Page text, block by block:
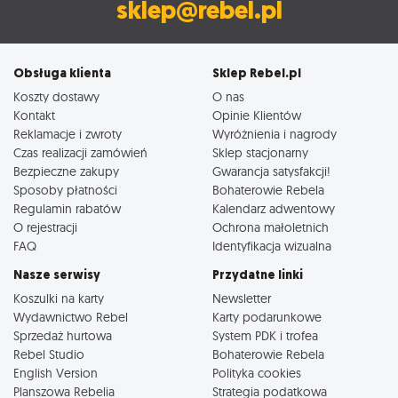
sklep@rebel.pl
Obsługa klienta
Koszty dostawy
Kontakt
Reklamacje i zwroty
Czas realizacji zamówień
Bezpieczne zakupy
Sposoby płatności
Regulamin rabatów
O rejestracji
FAQ
Sklep Rebel.pl
O nas
Opinie Klientów
Wyróżnienia i nagrody
Sklep stacjonarny
Gwarancja satysfakcji!
Bohaterowie Rebela
Kalendarz adwentowy
Ochrona małoletnich
Identyfikacja wizualna
Nasze serwisy
Koszulki na karty
Wydawnictwo Rebel
Sprzedaż hurtowa
Rebel Studio
English Version
Planszowa Rebelia
Przydatne linki
Newsletter
Karty podarunkowe
System PDK i trofea
Bohaterowie Rebela
Polityka cookies
Strategia podatkowa